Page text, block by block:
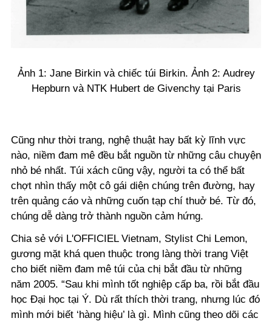
Ảnh 1: Jane Birkin và chiếc túi Birkin. Ảnh 2: Audrey
Hepburn và NTK Hubert de Givenchy tại Paris
Cũng như thời trang, nghệ thuật hay bất kỳ lĩnh vực
nào, niềm đam mê đều bắt nguồn từ những câu chuyện
nhỏ bé nhất. Túi xách cũng vậy, người ta có thể bất
chợt nhìn thấy một cô gái diện chúng trên đường, hay
trên quảng cáo và những cuốn tạp chí thuở bé. Từ đó,
chúng dễ dàng trở thành nguồn cảm hứng.
Chia sẻ với L'OFFICIEL Vietnam, Stylist Chi Lemon,
gương mặt khá quen thuộc trong làng thời trang Việt
cho biết niềm đam mê túi của chị bắt đầu từ những
năm 2005. “Sau khi mình tốt nghiệp cấp ba, rồi bắt đầu
học Đại học tại Ý. Dù rất thích thời trang, nhưng lúc đó
mình mới biết ‘hàng hiệu’ là gì. Mình cũng theo dõi các